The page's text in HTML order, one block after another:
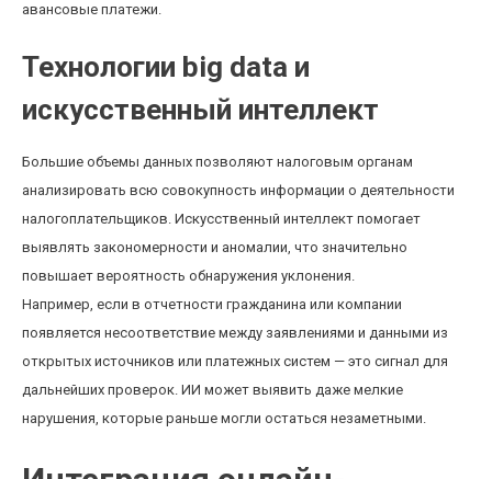
авансовые платежи.
Технологии big data и
искусственный интеллект
Большие объемы данных позволяют налоговым органам
анализировать всю совокупность информации о деятельности
налогоплательщиков. Искусственный интеллект помогает
выявлять закономерности и аномалии, что значительно
повышает вероятность обнаружения уклонения.
Например, если в отчетности гражданина или компании
появляется несоответствие между заявлениями и данными из
открытых источников или платежных систем — это сигнал для
дальнейших проверок. ИИ может выявить даже мелкие
нарушения, которые раньше могли остаться незаметными.